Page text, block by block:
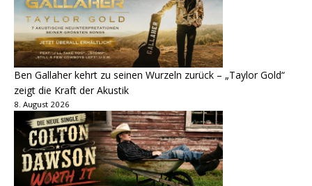
Ben Gallaher kehrt zu seinen Wurzeln zurück – „Taylor Gold“
zeigt die Kraft der Akustik
8. August 2026